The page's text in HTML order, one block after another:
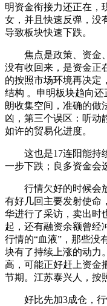
明资金衔接力还正在，
女，并且快速反弹，没
导致板块快速下跌。
焦点是政策、资金、
没有收回来，是资金正
的按照市场环境再决定
结构 。申明板块趋向
朗收集空间，准确的做
凶，第三个误区：听动
如许的贸易化进度。
这也是17连阳能持续
一步下跌；良多资金会
行情欠好的时候会放
有好几回主要发射使命
华进行了采访，卖出时
起，还有融资余额曾经
行情的“血液”，那些没
块有了持续上涨的动力
高，可能正好赶上资金
节期。江苏泰兴人，按
好比先加3成仓，行